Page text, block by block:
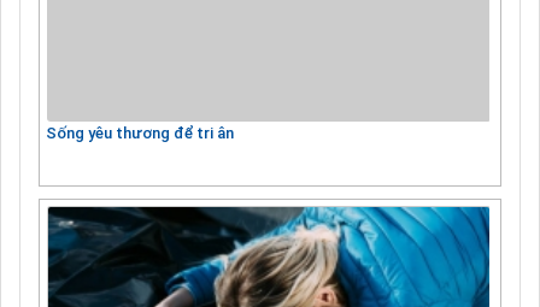
Sống yêu thương để tri ân